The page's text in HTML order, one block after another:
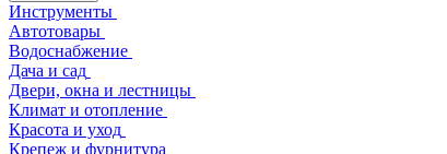
Инструменты
Автотовары
Водоснабжение
Дача и сад
Двери, окна и лестницы
Климат и отопление
Красота и уход
Крепеж и фурнитура